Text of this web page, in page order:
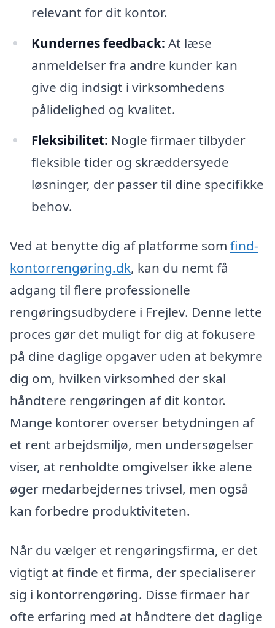
relevant for dit kontor.
Kundernes feedback: At læse
anmeldelser fra andre kunder kan
give dig indsigt i virksomhedens
pålidelighed og kvalitet.
Fleksibilitet: Nogle firmaer tilbyder
fleksible tider og skræddersyede
løsninger, der passer til dine specifikke
behov.
Ved at benytte dig af platforme som find-
kontorrengøring.dk, kan du nemt få
adgang til flere professionelle
rengøringsudbydere i Frejlev. Denne lette
proces gør det muligt for dig at fokusere
på dine daglige opgaver uden at bekymre
dig om, hvilken virksomhed der skal
håndtere rengøringen af dit kontor.
Mange kontorer overser betydningen af
et rent arbejdsmiljø, men undersøgelser
viser, at renholdte omgivelser ikke alene
øger medarbejdernes trivsel, men også
kan forbedre produktiviteten.
Når du vælger et rengøringsfirma, er det
vigtigt at finde et firma, der specialiserer
sig i kontorrengøring. Disse firmaer har
ofte erfaring med at håndtere det daglige